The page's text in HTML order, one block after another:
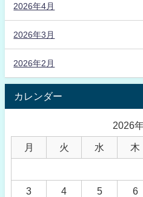
2026年4月
2026年3月
2026年2月
カレンダー
2026
月 火 水 木
3 4 5 6